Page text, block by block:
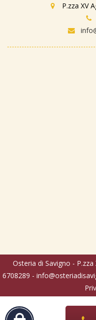
P.zza XV
Osteria di Savigno -
6708289 -